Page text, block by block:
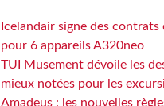
Icelandair signe des
pour 6 appareils A320neo
TUI Musement dévoile les
mieux notées pour les
Amadeus : les nouvelles